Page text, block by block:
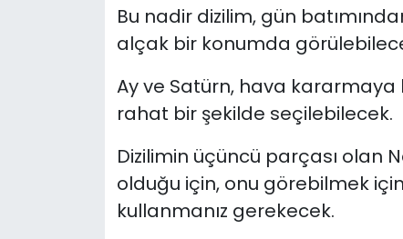
Bu nadir dizilim, gün
alçak bir konumda
Ay ve Satürn, hava kararmaya
rahat bir şekilde seçilebilecek.
Dizilimin üçüncü parçası olan
olduğu için, onu görebilmek
kullanmanız gerekecek.